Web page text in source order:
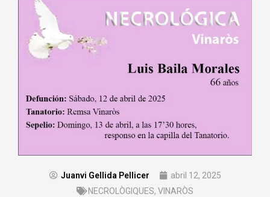
Juanvi Gellida Pellicer
abril 12, 2025
NECROLÒGIQUES, VINARÒS